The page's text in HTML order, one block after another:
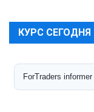
КУРС СЕГОДНЯ